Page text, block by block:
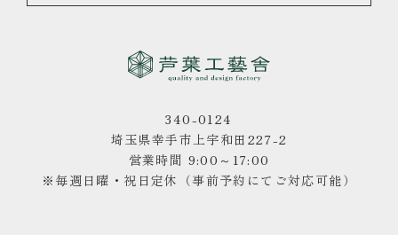
340-0124
埼玉県幸手市上宇和田227-2
営業時間 9:00～17:00
※毎週日曜・祝日定休（事前予約にてご対応可能）